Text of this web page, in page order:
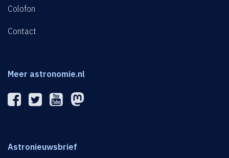
Colofon
Contact
Meer astronomie.nl
Astronieuwsbrief